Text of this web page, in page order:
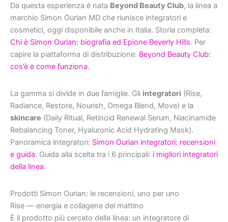
Da questa esperienza è nata Beyond Beauty Club, la linea a
marchio Simon Ourian MD che riunisce integratori e
cosmetici, oggi disponibile anche in Italia. Storia completa:
Chi è Simon Ourian: biografia ed Epione Beverly Hills. Per
capire la piattaforma di distribuzione: Beyond Beauty Club:
cos’è e come funziona.
La gamma si divide in due famiglie. Gli integratori (Rise,
Radiance, Restore, Nourish, Omega Blend, Move) e la
skincare (Daily Ritual, Retinoid Renewal Serum, Niacinamide
Rebalancing Toner, Hyaluronic Acid Hydrating Mask).
Panoramica integratori: Simon Ourian integratori: recensioni
e guida. Guida alla scelta tra i 6 principali: i migliori integratori
della linea.
Prodotti Simon Ourian: le recensioni, uno per uno
Rise — energia e collagene del mattino
È il prodotto più cercato della linea: un integratore di